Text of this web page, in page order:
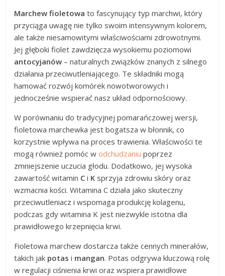
Marchew fioletowa to fascynujący typ marchwi, który
przyciąga uwagę nie tylko swoim intensywnym kolorem,
ale także niesamowitymi właściwościami zdrowotnymi.
Jej głęboki fiolet zawdzięcza wysokiemu poziomowi
antocyjanów – naturalnych związków znanych z silnego
działania przeciwutleniającego. Te składniki mogą
hamować rozwój komórek nowotworowych i
jednocześnie wspierać nasz układ odpornościowy.
W porównaniu do tradycyjnej pomarańczowej wersji,
fioletowa marchewka jest bogatsza w błonnik, co
korzystnie wpływa na proces trawienia. Właściwości te
mogą również pomóc wodchudzaniu poprzez
zmniejszenie uczucia głodu. Dodatkowo, jej wysoka
zawartość witamin C i K sprzyja zdrowiu skóry oraz
wzmacnia kości. Witamina C działa jako skuteczny
przeciwutleniacz i wspomaga produkcję kolagenu,
podczas gdy witamina K jest niezwykle istotna dla
prawidłowego krzepnięcia krwi.
Fioletowa marchew dostarcza także cennych minerałów,
takich jak potas i mangan. Potas odgrywa kluczową rolę
w regulacji ciśnienia krwi oraz wspiera prawidłowe